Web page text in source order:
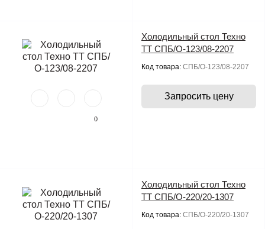
0
Холодильный стол Техно
ТТ СПБ/О-123/08-2207
Код товара: СПБ/О-123/08-2207
Запросить цену
Холодильный стол Техно
ТТ СПБ/О-220/20-1307
Код товара: СПБ/О-220/20-1307